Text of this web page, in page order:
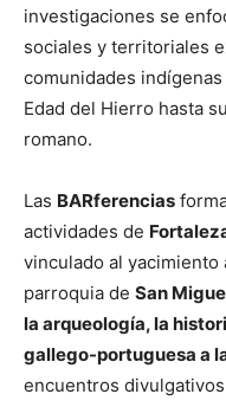
investigaciones se
sociales y territoriales
comunidades
Edad del Hierro hasta
romano.
Las BARferencias
actividades de
vinculado al yacimiento
parroquia de San
la arqueología, la
gallego-portuguesa a
encuentros